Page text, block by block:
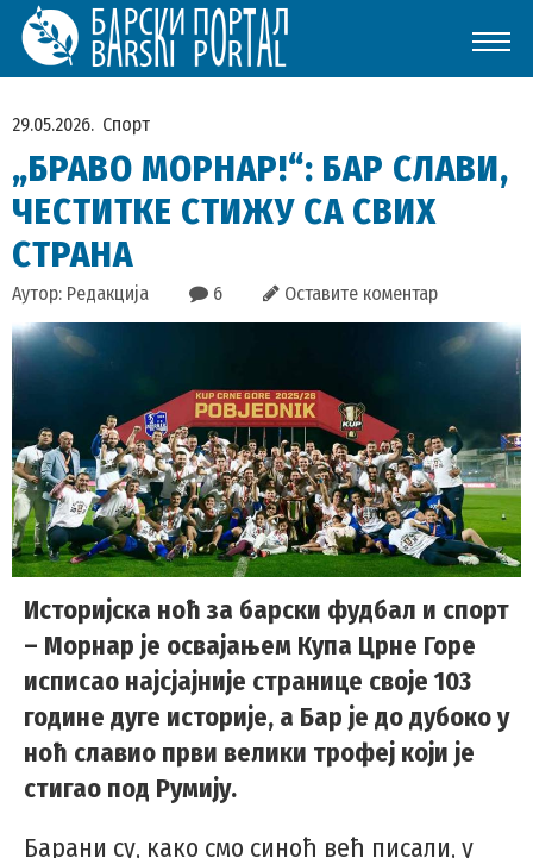
29.05.2026. Спорт
„БРАВО МОРНАР!“: БАР СЛАВИ,
ЧЕСТИТКЕ СТИЖУ СА СВИХ
СТРАНА
Аутор: Редакција 6 Оставите коментар
Историјска ноћ за барски фудбал и спорт
– Морнар је освајањем Купа Црне Горе
исписао најсјајније странице своје 103
године дуге историје, а Бар је до дубоко у
ноћ славио први велики трофеј који је
стигао под Румију.
Барани су, како смо синоћ већ писали, у